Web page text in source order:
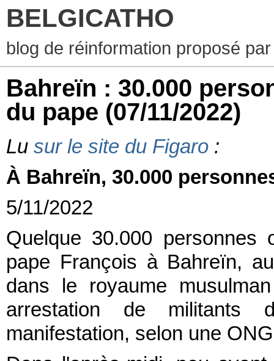
BELGICATHO
blog de réinformation proposé
Bahreïn : 30.000
du pape (07/11/2022)
Lu sur le site du Figaro :
À Bahreïn, 30.000
5/11/2022
Quelque 30.000
pape François à Bahreïn,
dans le royaume
arrestation de militants
manifestation, selon une